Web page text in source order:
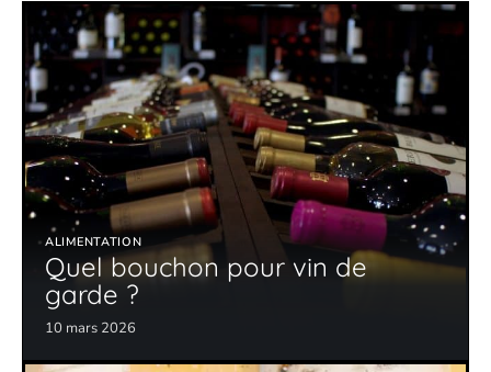
ALIMENTATION
Quel bouchon pour vin de
garde ?
10 mars 2026